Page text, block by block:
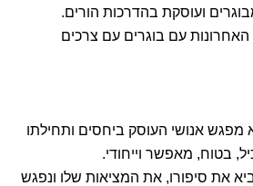
ועוסקת בהדרכות הורים.
עם בוגרים עם צרכים
מפגש אנושי העוסק ביחסים ותחילתו
בטוח, מאפשר וייחודי.
את סיפורו, את המציאות שלו ונפגש